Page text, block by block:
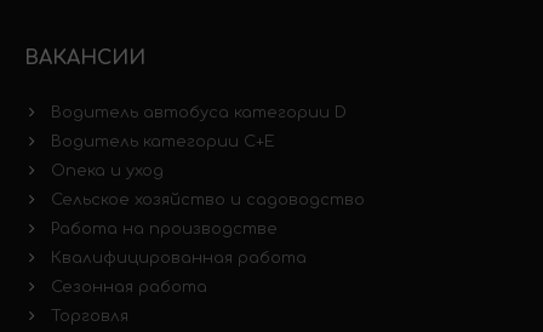
ВАКАНСИИ
Водитель автобуса категории D
Водитель категории C+E
Опека и уход
Сельское хозяйство и садоводство
Работа на производстве
Квалифицированная работа
Сезонная работа
Торговля